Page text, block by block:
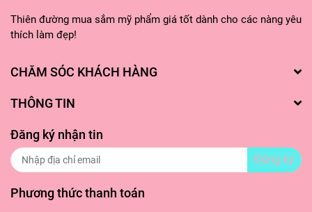
Thiên đường mua sắm mỹ phẩm giá tốt dành cho các nàng yêu
thích làm đẹp!
CHĂM SÓC KHÁCH HÀNG
THÔNG TIN
Đăng ký nhận tin
Đăng ký
Phương thức thanh toán